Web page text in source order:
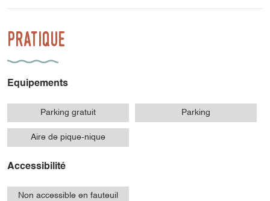
Pratique
Equipements
Parking gratuit Parking
Aire de pique-nique
Accessibilité
Non accessible en fauteuil